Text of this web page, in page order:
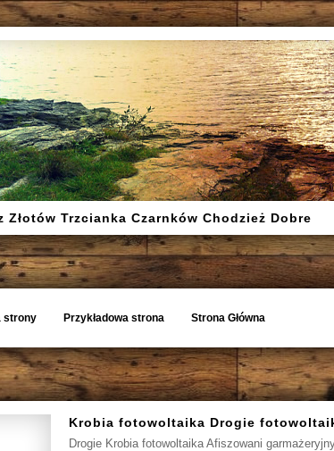
Złotów Trzcianka Czarnków Chodzież Dobre
strony Przykładowa strona Strona Główna
Krobia fotowoltaika Drogie
Drogie Krobia fotowoltaika Afiszowani